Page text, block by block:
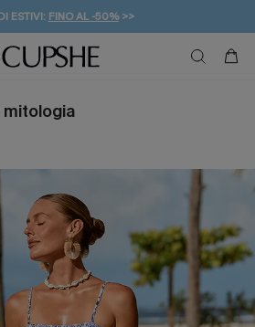
ESTIVI: FINO AL -50%>>
GRATUITA DA 49€
PER I NUOVI: 20% DI SCONTO*
mitologia